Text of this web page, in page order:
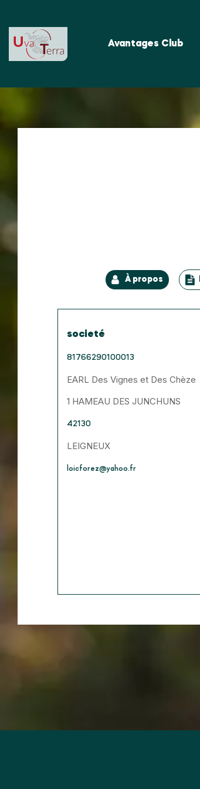
Avantages Club
À propos
societé
81766290100013
EARL Des Vignes et Des Chèze
1 HAMEAU DES JUNCHUNS
42130
LEIGNEUX
loicforez@yahoo.fr